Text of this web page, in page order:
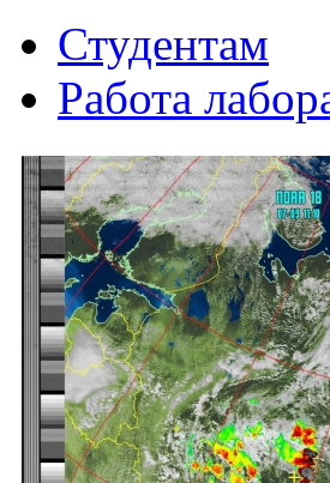
Студентам
Работа